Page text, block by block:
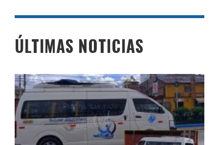
ÚLTIMAS NOTICIAS